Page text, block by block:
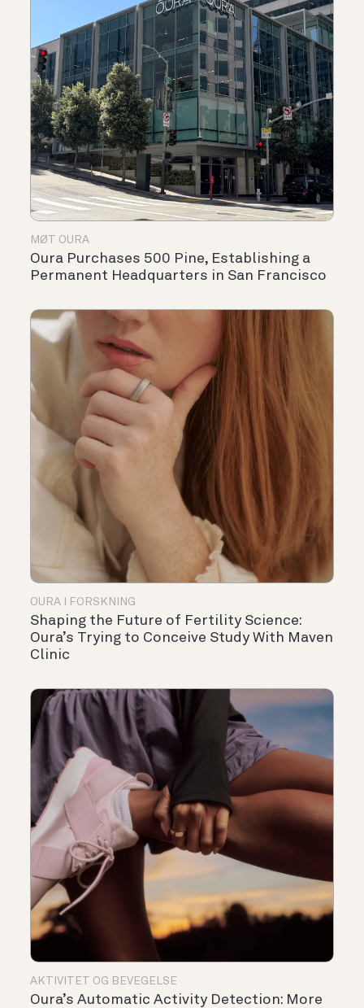
MØT OURA
Oura Purchases 500 Pine, Establishing a
Permanent Headquarters in San Francisco
OURA I FORSKNING
Shaping the Future of Fertility Science:
Oura’s Trying to Conceive Study With Maven
Clinic
AKTIVITET OG BEVEGELSE
Oura’s Automatic Activity Detection: More